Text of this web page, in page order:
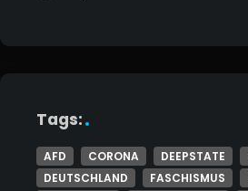
Tags:
AFD CORONA DEEPSTATE
DEUTSCHLAND
FASCHISMUS